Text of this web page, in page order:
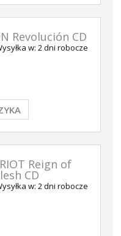
Revolución CD
w: 2 dni robocze
Reign of
CD
w: 2 dni robocze